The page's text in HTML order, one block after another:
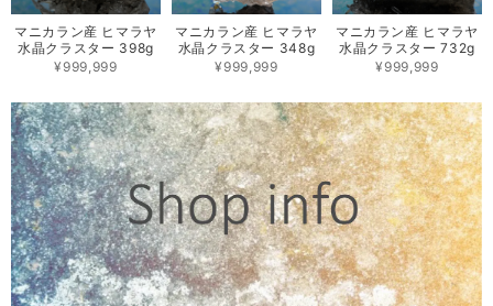
マニカラン産 ヒマラヤ
水晶クラスター 398g
¥999,999
マニカラン産 ヒマラヤ
水晶クラスター 348g
¥999,999
マニカラン産 ヒマラヤ
水晶クラスター 732g
¥999,999